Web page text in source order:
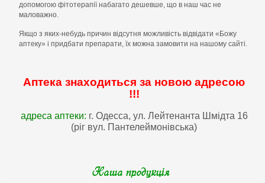
допомогою фітотерапії набагато дешевше, що в наш час не
маловажно.
Якщо з яких-небудь причин відсутня можливість відвідати «Божу
аптеку» і придбати препарати, їх можна замовити на нашому сайті.
Аптека знаходиться за новою адресою
!!!
адреса аптеки: г. Одесса, ул. Лейтенанта Шмідта 16
(ріг вул. Пантелеймонівська)
Наша продукція